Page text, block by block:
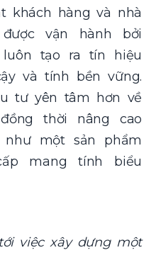
khách hàng và nhà
vận hành bởi
tạo ra tín hiệu
và tính bền vững.
tư yên tâm hơn về
thời nâng cao
như một sản phẩm
mang tính biểu
việc xây dựng một